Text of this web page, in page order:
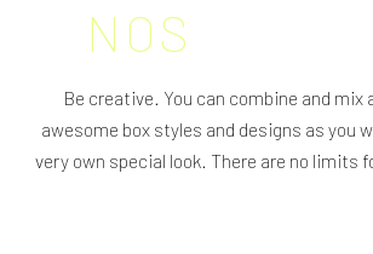
NOS
Be creative. You can combine and mix
awesome box styles and designs as you
very own special look. There are no limits